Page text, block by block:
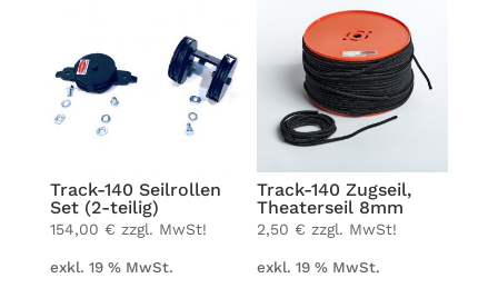
Track-140 Seil­rol­len
Set (2-teilig)
154,00 € zzgl. MwSt!
exkl. 19 % MwSt.
Track-140 Zug­seil,
Thea­ter­seil 8mm
2,50 € zzgl. MwSt!
exkl. 19 % MwSt.